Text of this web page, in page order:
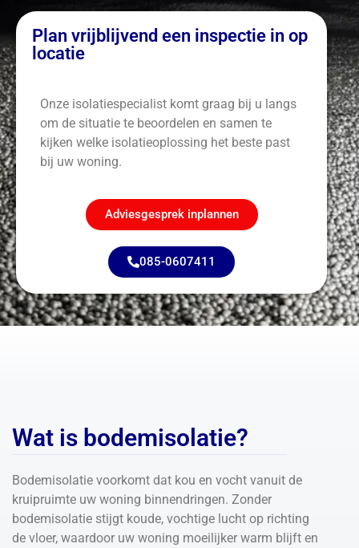
Plan vrijblijvend een inspectie in op
locatie
Onze isolatiespecialist komt graag bij u langs
om de situatie te beoordelen en samen te
kijken welke isolatieoplossing het beste past
bij uw woning.
Adviesgesprek inplannen
085-0607411
Wat is bodemisolatie?
Bodemisolatie voorkomt dat kou en vocht vanuit de
kruipruimte uw woning binnendringen. Zonder
bodemisolatie stijgt koude, vochtige lucht op richting
de vloer, waardoor uw woning moeilijker warm blijft en